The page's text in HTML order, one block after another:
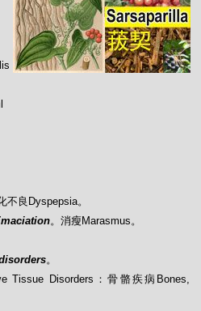
良Dyspepsia。
。消瘦Marasmus。
。
Tissue Disorders：骨骼疾病Bones,